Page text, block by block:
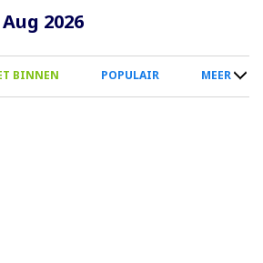
Overslaan
naar
inhoud
2026
BINNEN POPULAIR MEER